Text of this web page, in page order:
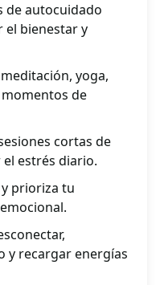
de autocuidado
el bienestar y
yoga,
de
cortas de
estrés diario.
prioriza tu
y recargar energías